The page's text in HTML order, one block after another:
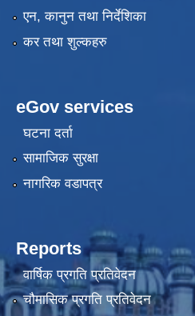
एन, कानुन तथा निर्देशिका
कर तथा शुल्कहरु
eGov services
घटना दर्ता
सामाजिक सुरक्षा
नागरिक वडापत्र
Reports
वार्षिक प्रगति प्रतिवेदन
चौमासिक प्रगति प्रतिवेदन